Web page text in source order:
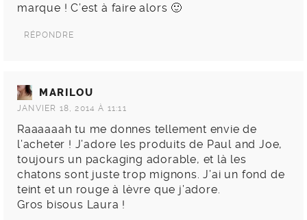
marque ! C’est à faire alors 🙂
RÉPONDRE
MARILOU
JANVIER 18, 2014 À 11:11
Raaaaaah tu me donnes tellement envie de
l’acheter ! J’adore les produits de Paul and Joe,
toujours un packaging adorable, et là les
chatons sont juste trop mignons. J’ai un fond de
teint et un rouge à lèvre que j’adore.
Gros bisous Laura !